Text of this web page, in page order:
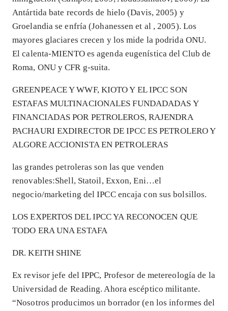
Antártida bate records de hielo (Davis, 2005) y
Groelandia se enfría (Johanessen et al , 2005). Los
mayores glaciares crecen y los mide la podrida ONU.
El calenta-MIENTO es agenda eugenística del Club de
Roma, ONU y CFR g-suita.
GREENPEACE Y WWF, KIOTO Y EL IPCC SON
ESTAFAS MULTINACIONALES FUNDADADAS Y
FINANCIADAS POR PETROLEROS, RAJENDRA
PACHAURI EXDIRECTOR DE IPCC ES PETROLERO Y
ALGORE ACCIONISTA EN PETROLERAS
las grandes petroleras son las que venden
renovables:Shell, Statoil, Exxon, Eni…el
negocio/marketing del IPCC encaja con sus bolsillos.
LOS EXPERTOS DEL IPCC YA RECONOCEN QUE
TODO ERA UNA ESTAFA
DR. KEITH SHINE
Ex revisor jefe del IPPC, Profesor de metereología de la
Universidad de Reading. Ahora escéptico militante.
“Nosotros producimos un borrador (en los informes del